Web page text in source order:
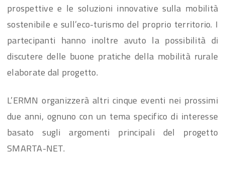
prospettive e le soluzioni innovative sulla mobilità
sostenibile e sull’eco-turismo del proprio territorio. I
partecipanti hanno inoltre avuto la possibilità di
discutere delle buone pratiche della mobilità rurale
elaborate dal progetto.
L’ERMN organizzerà altri cinque eventi nei prossimi
due anni, ognuno con un tema specifico di interesse
basato sugli argomenti principali del progetto
SMARTA-NET.